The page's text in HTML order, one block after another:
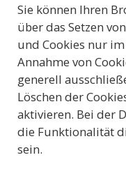
Sie können Ihren
über das Setzen
und Cookies nur
Annahme von
generell
Löschen der
aktivieren. Bei der
die Funktionalität
sein.